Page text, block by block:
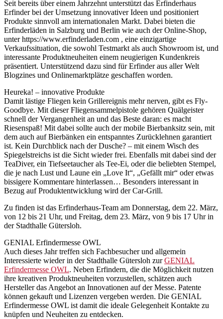
Seit bereits über einem Jahrzehnt unterstützt das Erfinderhaus
Erfinder bei der Umsetzung innovativer Ideen und positioniert
Produkte sinnvoll am internationalen Markt. Dabei bieten die
Erfinderläden in Salzburg und Berlin wie auch der Online-Shop,
unter https://www.erfinderladen.com , eine einzigartige
Verkaufssituation, die sowohl Testmarkt als auch Showroom ist, und
interessante Produktneuheiten einem neugierigen Kundenkreis
präsentiert. Unterstützend dazu sind für Erfinder aus aller Welt
Blogzines und Onlinemarktplätze geschaffen worden.
Heureka! – innovative Produkte
Damit lästige Fliegen kein Grillereignis mehr nerven, gibt es Fly-
Goodbye. Mit dieser Fliegensammelpistole gehören Quälgeister
schnell der Vergangenheit an und das Beste daran: es macht
Riesenspaß! Mit dabei sollte auch der mobile Bierbanksitz sein, mit
dem auch auf Bierbänken ein entspanntes Zurücklehnen garantiert
ist. Kein Durchblick nach der Dusche? – mit einem Wisch des
Spiegelstreichs ist die Sicht wieder frei. Ebenfalls mit dabei sind der
TeaDiver, ein Tiefseetaucher als Tee-Ei, oder die beliebten Stempel,
die je nach Lust und Laune ein „Love It“, „Gefällt mir“ oder etwas
bissigere Kommentare hinterlassen… Besonders interessant in
Bezug auf Produktentwicklung wird der Car-Grill.
Zu finden ist das Erfinderhaus-Team am Donnerstag, dem 22. März,
von 12 bis 21 Uhr, und Freitag, dem 23. März, von 9 bis 17 Uhr in
der Stadthalle Gütersloh.
GENIAL Erfindermesse OWL
Auch dieses Jahr treffen sich Fachbesucher und allgemein
Interessierte wieder in der Stadthalle Gütersloh zurGENIAL
Erfindermesse OWL. Neben Erfindern, die die Möglichkeit nutzen
ihre kreativen Produktneuheiten vorzustellen, schätzen auch
Hersteller das Angebot an Innovationen auf der Messe. Patente
können gekauft und Lizenzen vergeben werden. Die GENIAL
Erfindermesse OWL ist damit die ideale Gelegenheit Kontakte zu
knüpfen und Neuheiten zu entdecken.